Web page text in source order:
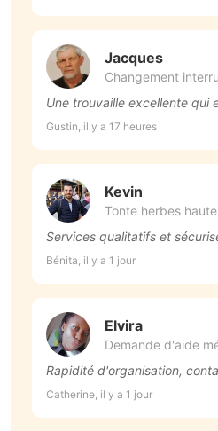
Jacques
Changement
Une trouvaille excellente qui
Gustin, il y a 17 heures
Kevin
Tonte herbes
Services qualitatifs et
Bénita, il y a 1 jour
Elvira
Demande d'aide
Rapidité d'organisation,
Catherine, il y a 1 jour